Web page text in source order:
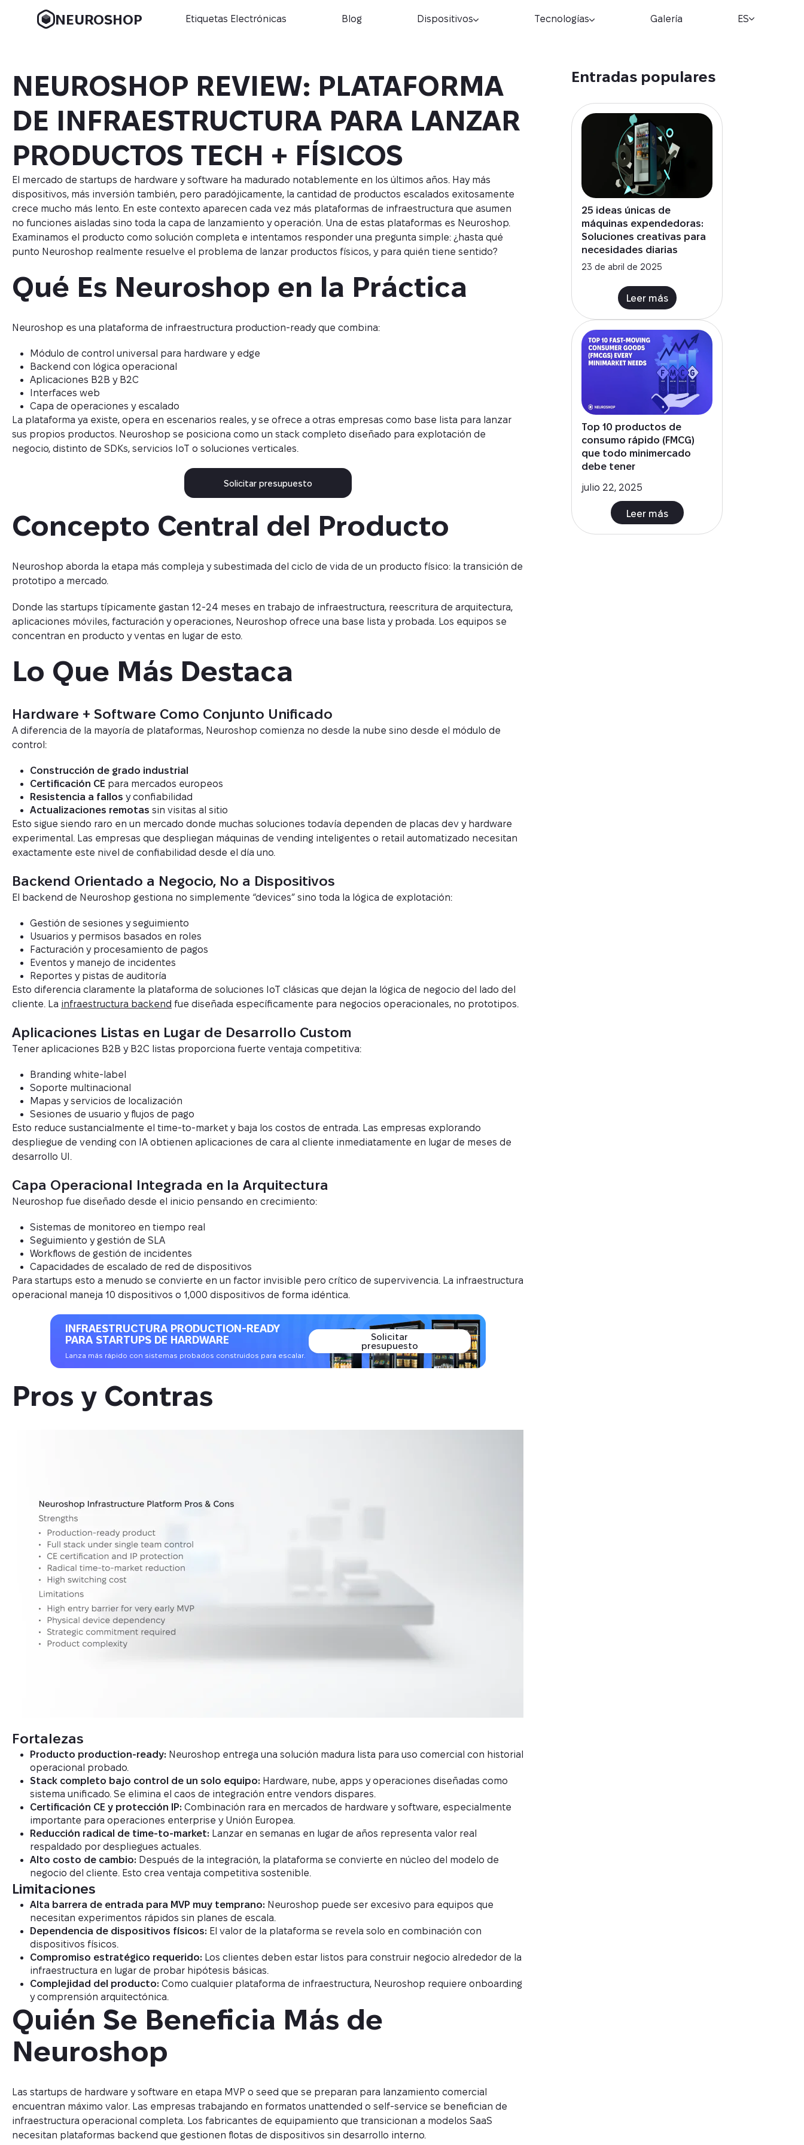
NEUROSHOP Etiquetas Electrónicas Blog Dispositivos Tecnologías Galería ES
NEUROSHOP REVIEW: PLATAFORMA
DE INFRAESTRUCTURA PARA LANZAR
PRODUCTOS TECH + FÍSICOS
El mercado de startups de hardware y software ha madurado notablemente en los últimos años. Hay más
dispositivos, más inversión también, pero paradójicamente, la cantidad de productos escalados exitosamente
crece mucho más lento. En este contexto aparecen cada vez más plataformas de infraestructura que asumen
no funciones aisladas sino toda la capa de lanzamiento y operación. Una de estas plataformas es Neuroshop.
Examinamos el producto como solución completa e intentamos responder una pregunta simple: ¿hasta qué
punto Neuroshop realmente resuelve el problema de lanzar productos físicos, y para quién tiene sentido?
Qué Es Neuroshop en la Práctica
Neuroshop es una plataforma de infraestructura production-ready que combina:
Módulo de control universal para hardware y edge
Backend con lógica operacional
Aplicaciones B2B y B2C
Interfaces web
Capa de operaciones y escalado
La plataforma ya existe, opera en escenarios reales, y se ofrece a otras empresas como base lista para lanzar
sus propios productos. Neuroshop se posiciona como un stack completo diseñado para explotación de
negocio, distinto de SDKs, servicios IoT o soluciones verticales.
Solicitar presupuesto
Concepto Central del Producto
Neuroshop aborda la etapa más compleja y subestimada del ciclo de vida de un producto físico: la transición de
prototipo a mercado.
Donde las startups típicamente gastan 12-24 meses en trabajo de infraestructura, reescritura de arquitectura,
aplicaciones móviles, facturación y operaciones, Neuroshop ofrece una base lista y probada. Los equipos se
concentran en producto y ventas en lugar de esto.
Lo Que Más Destaca
Hardware + Software Como Conjunto Unificado
A diferencia de la mayoría de plataformas, Neuroshop comienza no desde la nube sino desde el módulo de
control:
Construcción de grado industrial
Certificación CE para mercados europeos
Resistencia a fallos y confiabilidad
Actualizaciones remotas sin visitas al sitio
Esto sigue siendo raro en un mercado donde muchas soluciones todavía dependen de placas dev y hardware
experimental. Las empresas que despliegan máquinas de vending inteligentes o retail automatizado necesitan
exactamente este nivel de confiabilidad desde el día uno.
Backend Orientado a Negocio, No a Dispositivos
El backend de Neuroshop gestiona no simplemente “devices” sino toda la lógica de explotación:
Gestión de sesiones y seguimiento
Usuarios y permisos basados en roles
Facturación y procesamiento de pagos
Eventos y manejo de incidentes
Reportes y pistas de auditoría
Esto diferencia claramente la plataforma de soluciones IoT clásicas que dejan la lógica de negocio del lado del
cliente. La infraestructura backend fue diseñada específicamente para negocios operacionales, no prototipos.
Aplicaciones Listas en Lugar de Desarrollo Custom
Tener aplicaciones B2B y B2C listas proporciona fuerte ventaja competitiva:
Branding white-label
Soporte multinacional
Mapas y servicios de localización
Sesiones de usuario y flujos de pago
Esto reduce sustancialmente el time-to-market y baja los costos de entrada. Las empresas explorando
despliegue de vending con IA obtienen aplicaciones de cara al cliente inmediatamente en lugar de meses de
desarrollo UI.
Capa Operacional Integrada en la Arquitectura
Neuroshop fue diseñado desde el inicio pensando en crecimiento:
Sistemas de monitoreo en tiempo real
Seguimiento y gestión de SLA
Workflows de gestión de incidentes
Capacidades de escalado de red de dispositivos
Para startups esto a menudo se convierte en un factor invisible pero crítico de supervivencia. La infraestructura
operacional maneja 10 dispositivos o 1,000 dispositivos de forma idéntica.
INFRAESTRUCTURA PRODUCTION-READY
PARA STARTUPS DE HARDWARE
Lanza más rápido con sistemas probados construidos para escalar.
Solicitar
presupuesto
Pros y Contras
Fortalezas
Producto production-ready: Neuroshop entrega una solución madura lista para uso comercial con historial
operacional probado.
Stack completo bajo control de un solo equipo: Hardware, nube, apps y operaciones diseñadas como
sistema unificado. Se elimina el caos de integración entre vendors dispares.
Certificación CE y protección IP: Combinación rara en mercados de hardware y software, especialmente
importante para operaciones enterprise y Unión Europea.
Reducción radical de time-to-market: Lanzar en semanas en lugar de años representa valor real
respaldado por despliegues actuales.
Alto costo de cambio: Después de la integración, la plataforma se convierte en núcleo del modelo de
negocio del cliente. Esto crea ventaja competitiva sostenible.
Limitaciones
Alta barrera de entrada para MVP muy temprano: Neuroshop puede ser excesivo para equipos que
necesitan experimentos rápidos sin planes de escala.
Dependencia de dispositivos físicos: El valor de la plataforma se revela solo en combinación con
dispositivos físicos.
Compromiso estratégico requerido: Los clientes deben estar listos para construir negocio alrededor de la
infraestructura en lugar de probar hipótesis básicas.
Complejidad del producto: Como cualquier plataforma de infraestructura, Neuroshop requiere onboarding
y comprensión arquitectónica.
Quién Se Beneficia Más de
Neuroshop
Las startups de hardware y software en etapa MVP o seed que se preparan para lanzamiento comercial
encuentran máximo valor. Las empresas trabajando en formatos unattended o self-service se benefician de
infraestructura operacional completa. Los fabricantes de equipamiento que transicionan a modelos SaaS
necesitan plataformas backend que gestionen flotas de dispositivos sin desarrollo interno.
Entradas populares
25 ideas únicas de
máquinas expendedoras:
Soluciones creativas para
necesidades diarias
23 de abril de 2025
Top 10 productos de
consumo rápido (FMCG)
que todo minimercado
debe tener
julio 22, 2025
Leer más